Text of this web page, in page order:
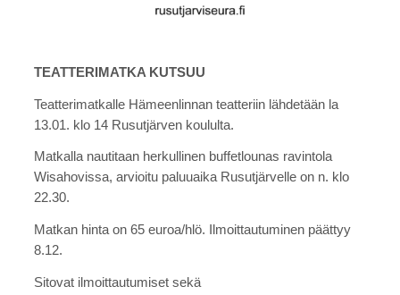
TEATTERIMATKA KUTSUU
Teatterimatkalle Hämeenlinnan teatteriin lähdetään la
13.01. klo 14 Rusutjärven koululta.
Matkalla nautitaan herkullinen buffetlounas ravintola
Wisahovissa, arvioitu paluuaika Rusutjärvelle on n. klo
22.30.
Matkan hinta on 65 euroa/hlö. Ilmoittautuminen päättyy
8.12.
Sitovat ilmoittautumiset sekä